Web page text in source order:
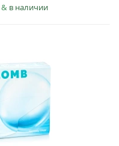
& в наличии